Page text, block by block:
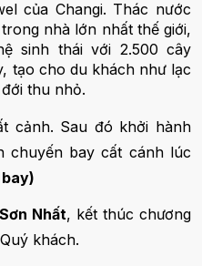
của Changi. Thác nước
nhà lớn nhất thế giới,
sinh thái với 2.500 cây
tạo cho du khách như lạc
thu nhỏ.
cảnh. Sau đó khởi hành
chuyến bay cất cánh lúc
Nhất, kết thúc chương
khách.